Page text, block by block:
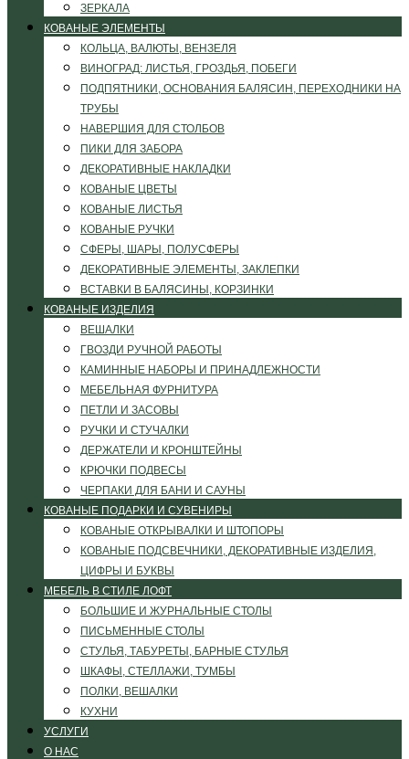
ЗЕРКАЛА
КОВАНЫЕ ЭЛЕМЕНТЫ
КОЛЬЦА, ВАЛЮТЫ, ВЕНЗЕЛЯ
ВИНОГРАД: ЛИСТЬЯ, ГРОЗДЬЯ, ПОБЕГИ
ПОДПЯТНИКИ, ОСНОВАНИЯ БАЛЯСИН, ПЕРЕХОДНИКИ НА
ТРУБЫ
НАВЕРШИЯ ДЛЯ СТОЛБОВ
ПИКИ ДЛЯ ЗАБОРА
ДЕКОРАТИВНЫЕ НАКЛАДКИ
КОВАНЫЕ ЦВЕТЫ
КОВАНЫЕ ЛИСТЬЯ
КОВАНЫЕ РУЧКИ
СФЕРЫ, ШАРЫ, ПОЛУСФЕРЫ
ДЕКОРАТИВНЫЕ ЭЛЕМЕНТЫ, ЗАКЛЕПКИ
ВСТАВКИ В БАЛЯСИНЫ, КОРЗИНКИ
КОВАНЫЕ ИЗДЕЛИЯ
ВЕШАЛКИ
ГВОЗДИ РУЧНОЙ РАБОТЫ
КАМИННЫЕ НАБОРЫ И ПРИНАДЛЕЖНОСТИ
МЕБЕЛЬНАЯ ФУРНИТУРА
ПЕТЛИ И ЗАСОВЫ
РУЧКИ И СТУЧАЛКИ
ДЕРЖАТЕЛИ И КРОНШТЕЙНЫ
КРЮЧКИ ПОДВЕСЫ
ЧЕРПАКИ ДЛЯ БАНИ И САУНЫ
КОВАНЫЕ ПОДАРКИ И СУВЕНИРЫ
КОВАНЫЕ ОТКРЫВАЛКИ И ШТОПОРЫ
КОВАНЫЕ ПОДСВЕЧНИКИ, ДЕКОРАТИВНЫЕ ИЗДЕЛИЯ,
ЦИФРЫ И БУКВЫ
МЕБЕЛЬ В СТИЛЕ ЛОФТ
БОЛЬШИЕ И ЖУРНАЛЬНЫЕ СТОЛЫ
ПИСЬМЕННЫЕ СТОЛЫ
СТУЛЬЯ, ТАБУРЕТЫ, БАРНЫЕ СТУЛЬЯ
ШКАФЫ, СТЕЛЛАЖИ, ТУМБЫ
ПОЛКИ, ВЕШАЛКИ
КУХНИ
УСЛУГИ
О НАС